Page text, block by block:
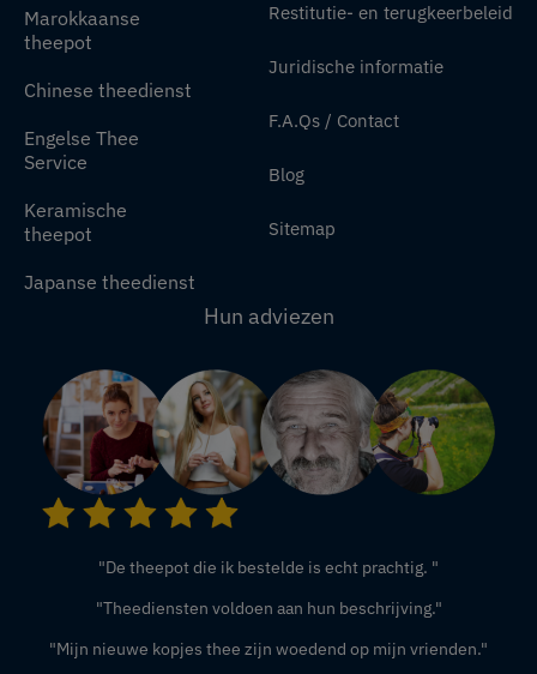
Marokkaanse
theepot
Chinese theedienst
Engelse Thee
Service
Keramische
theepot
Japanse theedienst
Restitutie- en terugkeerbeleid
Juridische informatie
F.A.Qs / Contact
Blog
Sitemap
Hun adviezen
"De theepot die ik bestelde is echt prachtig. "
"Theediensten voldoen aan hun beschrijving."
"Mijn nieuwe kopjes thee zijn woedend op mijn vrienden."